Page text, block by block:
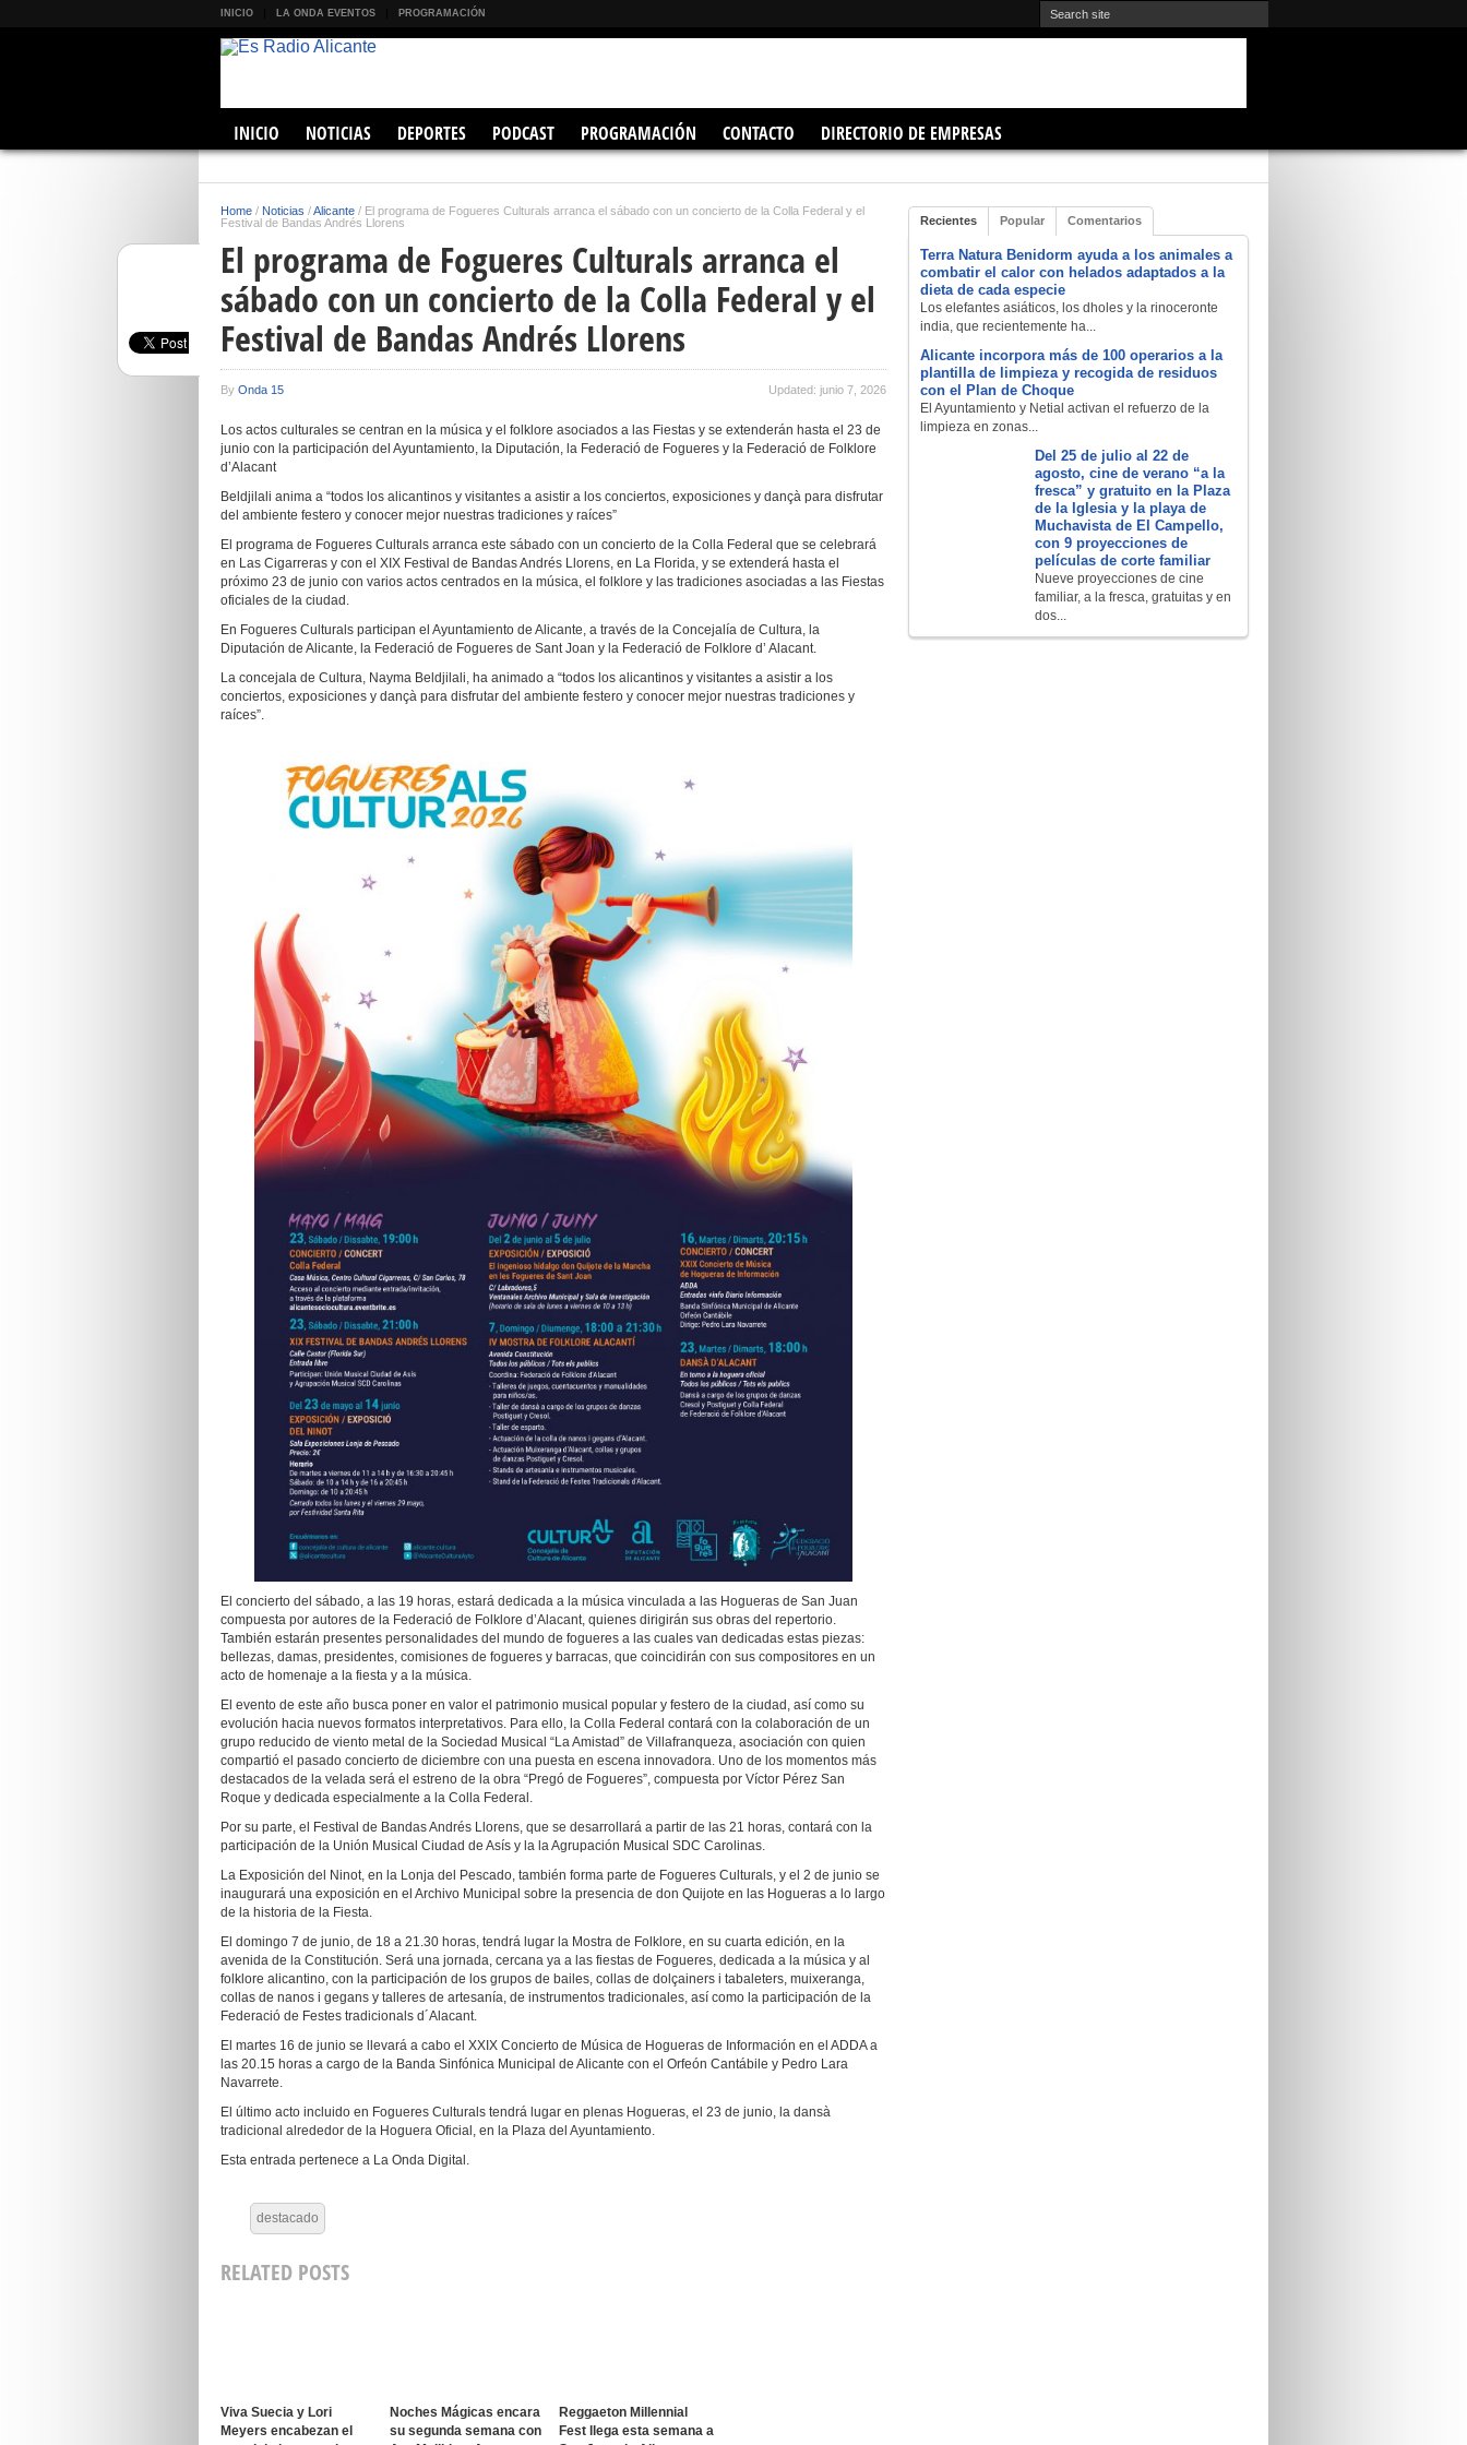
INICIO LA ONDA EVENTOS PROGRAMACIÓN
INICIO NOTICIAS DEPORTES PODCAST PROGRAMACIÓN CONTACTO DIRECTORIO DE EMPRESAS
Home / Noticias /Alicante / El programa de Fogueres Culturals arranca el sábado con un concierto de la Colla Federal y el
Festival de Bandas Andrés Llorens
El programa de Fogueres Culturals arranca el
sábado con un concierto de la Colla Federal y el
Festival de Bandas Andrés Llorens
By Onda 15 Updated: junio 7, 2026
Los actos culturales se centran en la música y el folklore asociados a las Fiestas y se extenderán hasta el 23 de
junio con la participación del Ayuntamiento, la Diputación, la Federació de Fogueres y la Federació de Folklore
d’Alacant
Beldjilali anima a “todos los alicantinos y visitantes a asistir a los conciertos, exposiciones y dançà para disfrutar
del ambiente festero y conocer mejor nuestras tradiciones y raíces”
El programa de Fogueres Culturals arranca este sábado con un concierto de la Colla Federal que se celebrará
en Las Cigarreras y con el XIX Festival de Bandas Andrés Llorens, en La Florida, y se extenderá hasta el
próximo 23 de junio con varios actos centrados en la música, el folklore y las tradiciones asociadas a las Fiestas
oficiales de la ciudad.
En Fogueres Culturals participan el Ayuntamiento de Alicante, a través de la Concejalía de Cultura, la
Diputación de Alicante, la Federació de Fogueres de Sant Joan y la Federació de Folklore d’ Alacant.
La concejala de Cultura, Nayma Beldjilali, ha animado a “todos los alicantinos y visitantes a asistir a los
conciertos, exposiciones y dançà para disfrutar del ambiente festero y conocer mejor nuestras tradiciones y
raíces”.
El concierto del sábado, a las 19 horas, estará dedicada a la música vinculada a las Hogueras de San Juan
compuesta por autores de la Federació de Folklore d’Alacant, quienes dirigirán sus obras del repertorio.
También estarán presentes personalidades del mundo de fogueres a las cuales van dedicadas estas piezas:
bellezas, damas, presidentes, comisiones de fogueres y barracas, que coincidirán con sus compositores en un
acto de homenaje a la fiesta y a la música.
El evento de este año busca poner en valor el patrimonio musical popular y festero de la ciudad, así como su
evolución hacia nuevos formatos interpretativos. Para ello, la Colla Federal contará con la colaboración de un
grupo reducido de viento metal de la Sociedad Musical “La Amistad” de Villafranqueza, asociación con quien
compartió el pasado concierto de diciembre con una puesta en escena innovadora. Uno de los momentos más
destacados de la velada será el estreno de la obra “Pregó de Fogueres”, compuesta por Víctor Pérez San
Roque y dedicada especialmente a la Colla Federal.
Por su parte, el Festival de Bandas Andrés Llorens, que se desarrollará a partir de las 21 horas, contará con la
participación de la Unión Musical Ciudad de Asís y la la Agrupación Musical SDC Carolinas.
La Exposición del Ninot, en la Lonja del Pescado, también forma parte de Fogueres Culturals, y el 2 de junio se
inaugurará una exposición en el Archivo Municipal sobre la presencia de don Quijote en las Hogueras a lo largo
de la historia de la Fiesta.
El domingo 7 de junio, de 18 a 21.30 horas, tendrá lugar la Mostra de Folklore, en su cuarta edición, en la
avenida de la Constitución. Será una jornada, cercana ya a las fiestas de Fogueres, dedicada a la música y al
folklore alicantino, con la participación de los grupos de bailes, collas de dolçainers i tabaleters, muixeranga,
collas de nanos i gegans y talleres de artesanía, de instrumentos tradicionales, así como la participación de la
Federació de Festes tradicionals d´Alacant.
El martes 16 de junio se llevará a cabo el XXIX Concierto de Música de Hogueras de Información en el ADDA a
las 20.15 horas a cargo de la Banda Sinfónica Municipal de Alicante con el Orfeón Cantábile y Pedro Lara
Navarrete.
El último acto incluido en Fogueres Culturals tendrá lugar en plenas Hogueras, el 23 de junio, la dansà
tradicional alrededor de la Hoguera Oficial, en la Plaza del Ayuntamiento.
Esta entrada pertenece a La Onda Digital.
destacado
RELATED POSTS
Viva Suecia y Lori
Meyers encabezan el
Noches Mágicas encara
su segunda semana con
Reggaeton Millennial
Fest llega esta semana a
Recientes Popular Comentarios
Terra Natura Benidorm ayuda a los animales a
combatir el calor con helados adaptados a la
dieta de cada especie
Los elefantes asiáticos, los dholes y la rinoceronte
india, que recientemente ha...
Alicante incorpora más de 100 operarios a la
plantilla de limpieza y recogida de residuos
con el Plan de Choque
El Ayuntamiento y Netial activan el refuerzo de la
limpieza en zonas...
Del 25 de julio al 22 de
agosto, cine de verano “a la
fresca” y gratuito en la Plaza
de la Iglesia y la playa de
Muchavista de El Campello,
con 9 proyecciones de
películas de corte familiar
Nueve proyecciones de cine
familiar, a la fresca, gratuitas y en
dos...